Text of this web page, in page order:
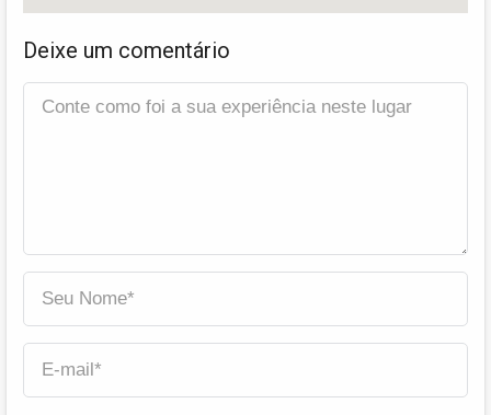
Deixe um comentário